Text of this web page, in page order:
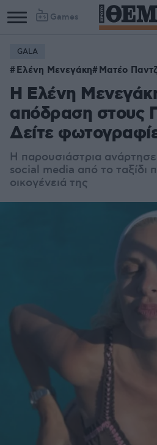
Games
GALA
Ελένη Μενεγάκη Ματέο
Η Ελένη
απόδραση στους
Δείτε
Η παρουσιάστρια
social media από το ταξίδι
οικογένειά της